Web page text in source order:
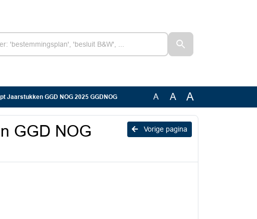
Jaarstukken GGD NOG 2025 GGDNOG A A A
Vorige pagina
GGD NOG